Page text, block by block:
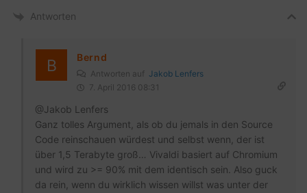
Antworten
Bernd
Antworten auf Jakob Lenfers
7. April 2016 08:31
@Jakob Lenfers
Ganz tolles Argument, als ob du jemals in den Source
Code reinschauen würdest und selbst wenn, der ist
über 1,5 Terabyte groß… Vivaldi basiert auf Chromium
und wird zu >= 90% mit dem identisch sein. Also guck
da rein, wenn du wirklich wissen willst was unter der